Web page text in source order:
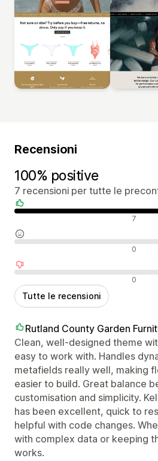
Recensioni
100% positive
7 recensioni per tutte le
Recensioni positive 7
Recensioni neutrali 0
Recensioni negative 0
Tutte le recensioni
Rutland County Garden
Clean, well-designed theme
easy to work with. Handles
metafields really well, making
easier to build. Great balance
customisation and simplicity.
has been excellent, quick to
helpful with code changes.
with complex data or keeping
works.